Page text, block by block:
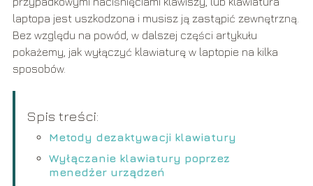
laptopa jest uszkodzona i musisz ją zastąpić zewnętrzną.
Bez względu na powód, w dalszej części artykułu
pokażemy, jak wyłączyć klawiaturę w laptopie na kilka
sposobów.
Spis treści:
Metody dezaktywacji klawiatury
Wyłączanie klawiatury poprzez
menedżer urządzeń